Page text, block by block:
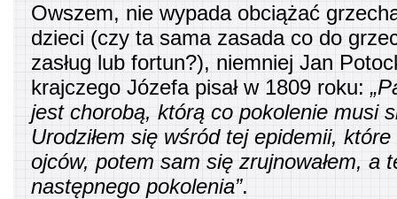
Owszem, nie wypada obciążać
dzieci (czy ta sama zasada co do
zasług lub fortun?), niemniej Jan
krajczego Józefa pisał w 1809 roku:
jest chorobą, którą co pokolenie musi
Urodziłem się wśród tej epidemii, które
ojców, potem sam się zrujnowałem, a
następnego pokolenia”.